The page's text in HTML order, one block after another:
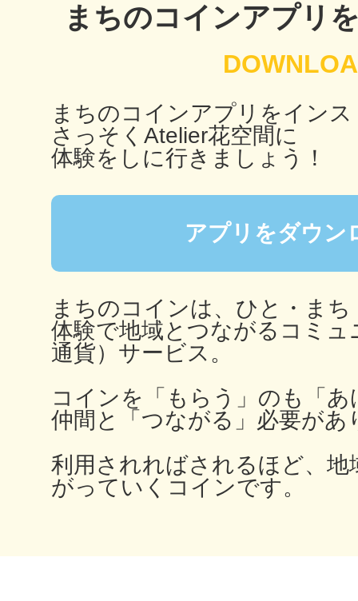
まちのコインアプリ
まちのコインアプリをイン
さっそくAtelier花空間に
体験をしに行きましょう！
アプリをダウン
まちのコインは、ひと・ま
体験で地域とつながるコミュ
通貨）サービス。
コインを「もらう」のも「
仲間と「つながる」必要があ
利用されればされるほど、地
がっていくコインです。
池袋
生駒
秋葉原
高知市